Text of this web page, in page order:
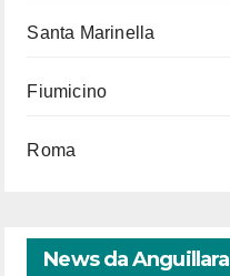
Santa Marinella
Fiumicino
Roma
News da Anguillara